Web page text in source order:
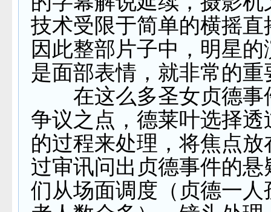
技术受限于简单的横摇直
因此整部片子中，明星
是面部表情，就非常的重
在这么多圣女贞德事
争议之点，德莱叶选择透
的过程来处理，将焦点放
过审讯问出贞德事件的悬
们从场面调度（贞德一人